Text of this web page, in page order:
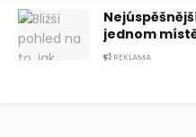
jednom
REKLAMA